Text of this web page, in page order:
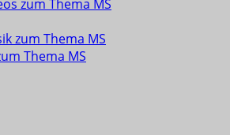
zum Thema MS
zum Thema MS
Thema MS